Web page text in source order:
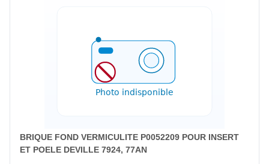
BRIQUE FOND VERMICULITE P0052209 POUR INSERT
ET POELE DEVILLE 7924, 77AN